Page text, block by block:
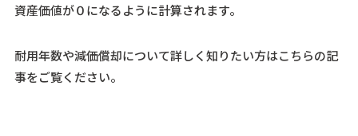
資産価値が０になるように計算されます。
耐用年数や減価償却について詳しく知りたい方はこちらの記
事をご覧ください。